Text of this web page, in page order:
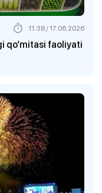
qo‘mitasi faoliyati
11:38 / 17.06.2026